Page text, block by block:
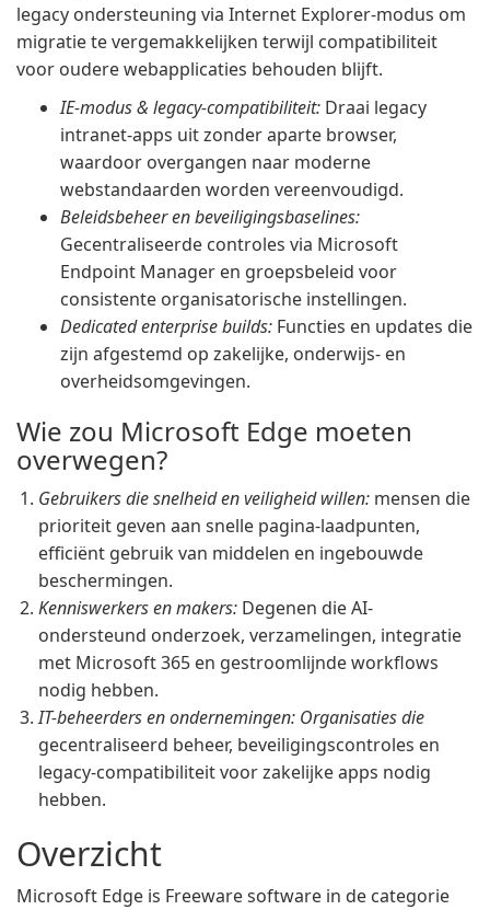
legacy ondersteuning via Internet Explorer-modus om
migratie te vergemakkelijken terwijl compatibiliteit
voor oudere webapplicaties behouden blijft.
IE-modus & legacy-compatibiliteit: Draai legacy
intranet-apps uit zonder aparte browser,
waardoor overgangen naar moderne
webstandaarden worden vereenvoudigd.
Beleidsbeheer en beveiligingsbaselines:
Gecentraliseerde controles via Microsoft
Endpoint Manager en groepsbeleid voor
consistente organisatorische instellingen.
Dedicated enterprise builds: Functies en updates die
zijn afgestemd op zakelijke, onderwijs- en
overheidsomgevingen.
Wie zou Microsoft Edge moeten
overwegen?
Gebruikers die snelheid en veiligheid willen: mensen die
prioriteit geven aan snelle pagina-laadpunten,
efficiënt gebruik van middelen en ingebouwde
beschermingen.
Kenniswerkers en makers: Degenen die AI-
ondersteund onderzoek, verzamelingen, integratie
met Microsoft 365 en gestroomlijnde workflows
nodig hebben.
IT-beheerders en ondernemingen: Organisaties die
gecentraliseerd beheer, beveiligingscontroles en
legacy-compatibiliteit voor zakelijke apps nodig
hebben.
Overzicht
Microsoft Edge is Freeware software in de categorie